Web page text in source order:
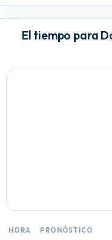
El tiempo para
HORA PRONÓSTICO